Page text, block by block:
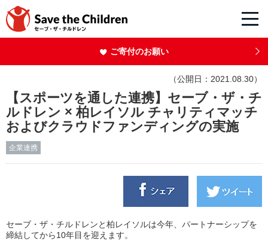
ご寄付のお願い
（公開日：2021.08.30）
【スポーツを通した連携】セーブ・ザ・チ
ルドレン × 柏レイソル チャリティマッチ
およびクラウドファンディングの実施
企業連携
セーブ・ザ・チルドレンと柏レイソルは今年、パートナーシップを
締結してから10年目を迎えます。